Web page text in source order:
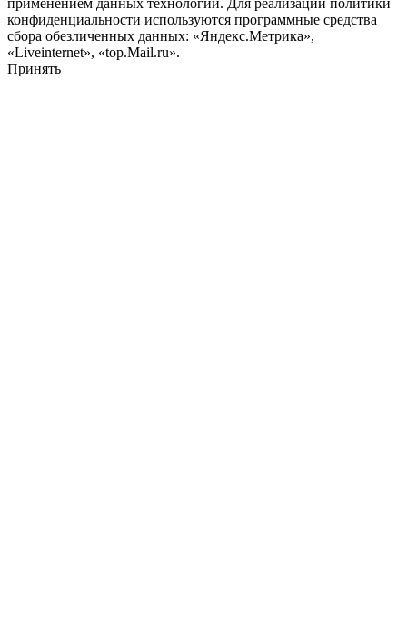
применением данных технологий. Для реализации политики
конфиденциальности используются программные средства
сбора обезличенных данных: «Яндекс.Метрика»,
«Liveinternet», «top.Mail.ru».
Принять